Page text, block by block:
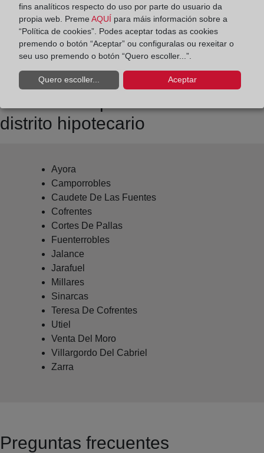
Datos del Registrador:
M.ª del Carmen Miquel Lasso de La Vega
Delegado de Protección de Datos:
dpo@corpme.es
Otros municipios incluidos en el
distrito hipotecario
Ayora
Camporrobles
Caudete De Las Fuentes
Cofrentes
Cortes De Pallas
Fuenterrobles
Jalance
Jarafuel
Millares
Sinarcas
Teresa De Cofrentes
Utiel
Venta Del Moro
Villargordo Del Cabriel
Zarra
Preguntas frecuentes
fins analíticos respecto do uso por parte do usuario da
propia web. Preme AQUÍ para máis información sobre a
“Política de cookies”. Podes aceptar todas as cookies
premendo o botón “Aceptar” ou configuralas ou rexeitar o
seu uso premendo o botón “Quero escoller...”.
Quero escoller... Aceptar